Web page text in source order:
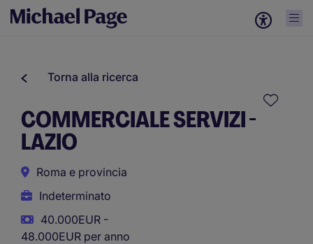
Torna alla ricerca
COMMERCIALE SERVIZI -
LAZIO
Roma e provincia
Indeterminato
40.000EUR -
48.000EUR per anno